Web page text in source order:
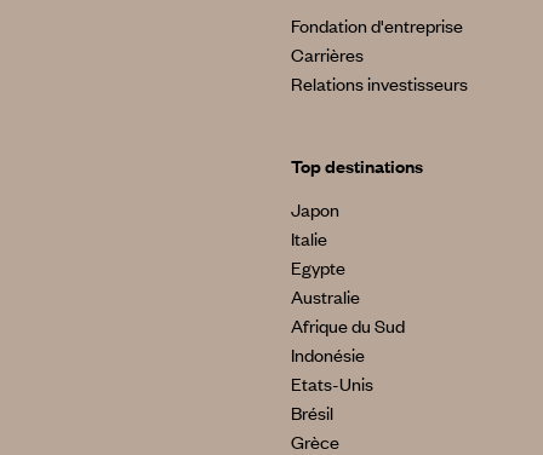
Fondation d'entreprise
Carrières
Relations investisseurs
Top destinations
Japon
Italie
Egypte
Australie
Afrique du Sud
Indonésie
Etats-Unis
Brésil
Grèce